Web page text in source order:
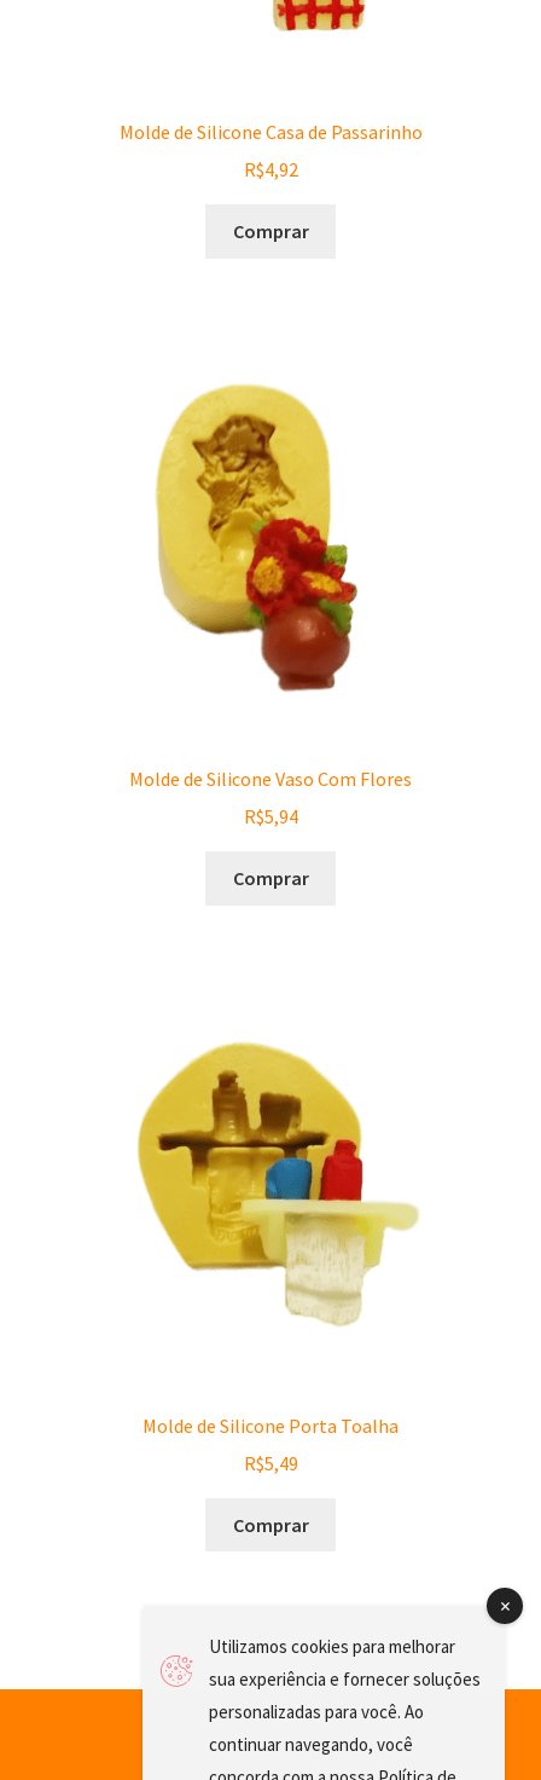
Molde de Silicone Casa de Passarinho
R$4,92
Comprar
Molde de Silicone Vaso Com Flores
R$5,94
Comprar
Molde de Silicone Porta Toalha
R$5,49
Comprar
Utilizamos cookies para melhorar
sua experiência e fornecer soluções
personalizadas para você. Ao
continuar navegando, você